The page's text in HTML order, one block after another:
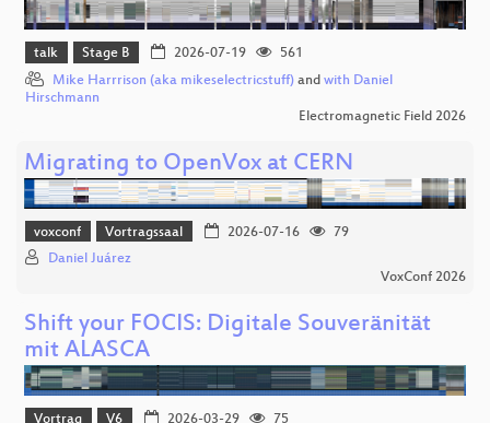
talk Stage B 2026-07-19
561
Mike Harrrison (aka mikeselectricstuff) and with Daniel
Hirschmann
Electromagnetic Field 2026
Migrating to OpenVox at CERN
voxconf Vortragssaal 2026-07-16
79
Daniel Juárez
VoxConf 2026
Shift your FOCIS: Digitale Souveränität
mit ALASCA